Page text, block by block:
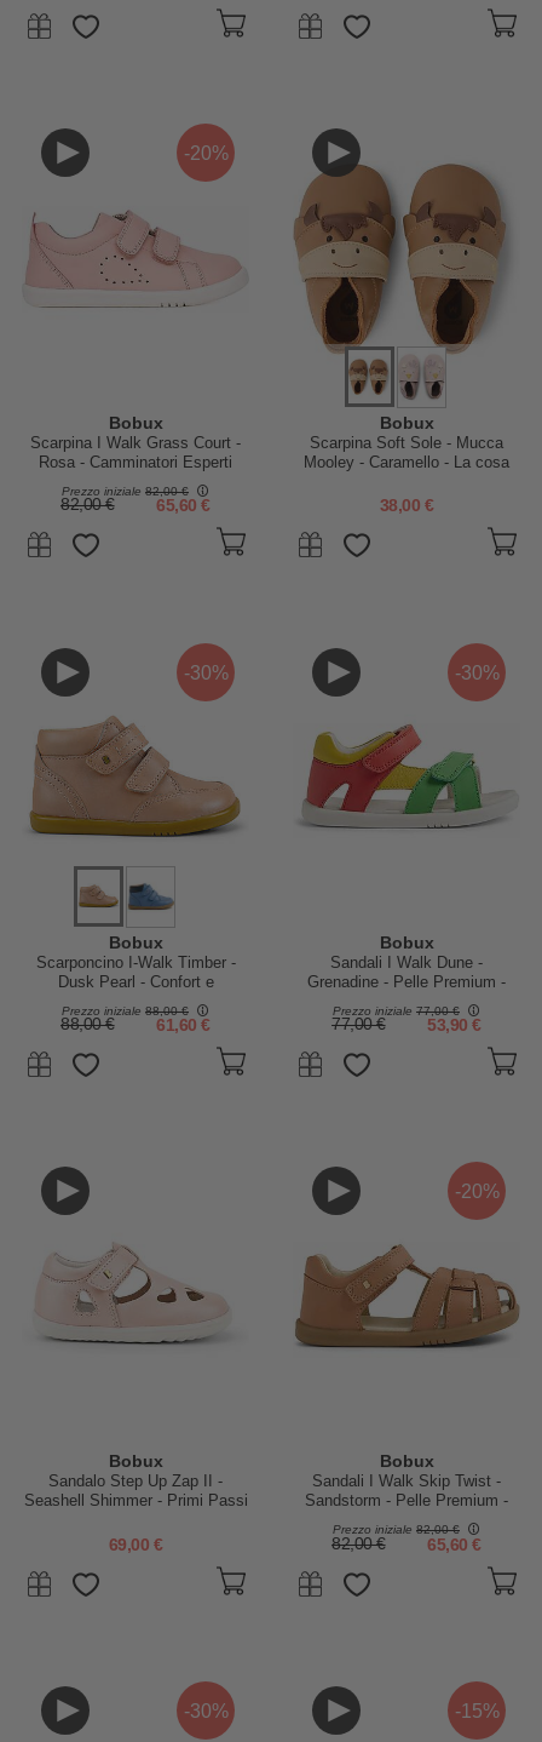
-20%
Bobux
Scarpina I Walk Grass Court -
Rosa - Camminatori Esperti
Prezzo iniziale 82,00 €
82,00 € 65,60 €
Bobux
Scarpina Soft Sole - Mucca
Mooley - Caramello - La cosa
38,00 €
-30%
Bobux
Scarponcino I-Walk Timber -
Dusk Pearl - Confort e
Protezione dal freddo!
Prezzo iniziale 88,00 €
88,00 € 61,60 €
-30%
Bobux
Sandali I Walk Dune -
Grenadine - Pelle Premium -
Camminatori Esperti
Prezzo iniziale 77,00 €
77,00 € 53,90 €
Bobux
Sandalo Step Up Zap II -
Seashell Shimmer - Primi Passi
69,00 €
-20%
Bobux
Sandali I Walk Skip Twist -
Sandstorm - Pelle Premium -
Camminatori Esperti
Prezzo iniziale 82,00 €
82,00 € 65,60 €
-30% -15%